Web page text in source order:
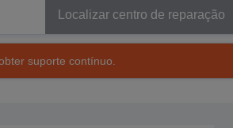
Localizar centro de reparação
suporte contínuo.